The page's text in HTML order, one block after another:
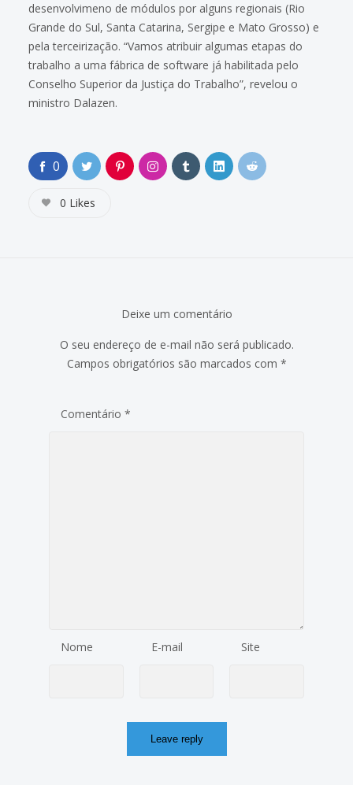
desenvolvimeno de módulos por alguns regionais (Rio
Grande do Sul, Santa Catarina, Sergipe e Mato Grosso) e
pela terceirização. “Vamos atribuir algumas etapas do
trabalho a uma fábrica de software já habilitada pelo
Conselho Superior da Justiça do Trabalho”, revelou o
ministro Dalazen.
0
0 Likes
Deixe um comentário
O seu endereço de e-mail não será publicado.
Campos obrigatórios são marcados com *
Comentário *
Nome E-mail Site